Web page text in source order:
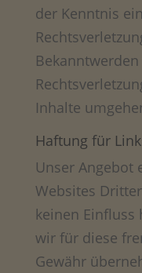
der Kenntnis
Inhalte
Haftung für
Unser Angebot
Websites
keinen Einfluss
wir für diese
Gewähr